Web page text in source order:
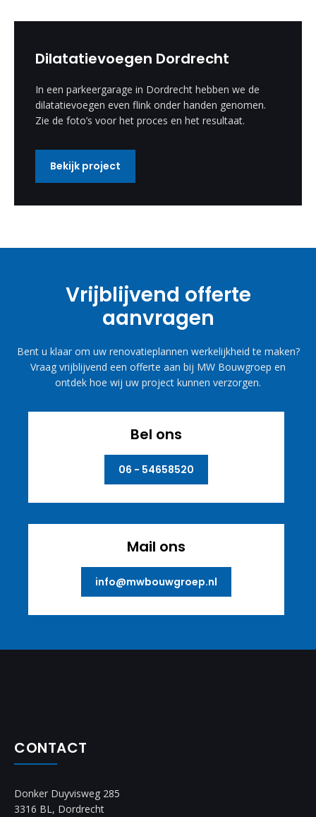
Dilatatievoegen Dordrecht
In een parkeergarage in Dordrecht hebben we de
dilatatievoegen even flink onder handen genomen.
Zie de foto’s voor het proces en het resultaat.
Bekijk project
Vrijblijvend offerte
aanvragen
Bent u klaar om uw renovatieplannen werkelijkheid te maken?
Vraag vrijblijvend een offerte aan bij MW Bouwgroep en
ontdek hoe wij uw project kunnen verzorgen.
Bel ons
06 - 54658520
Mail ons
info@mwbouwgroep.nl
CONTACT
Donker Duyvisweg 285
3316 BL, Dordrecht